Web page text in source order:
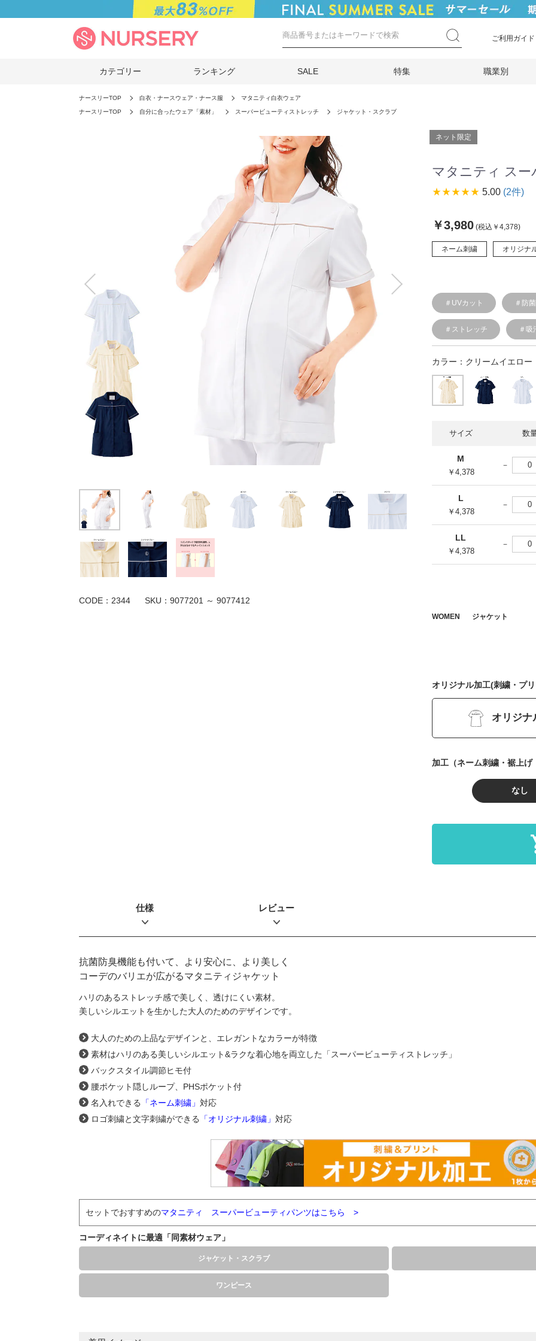
ご利用ガイド
カテゴリー ランキング SALE 特集 職業別
ナースリーTOP 白衣・ナースウェア・ナース服 マタニティ白衣ウェア
ナースリーTOP 自分に合ったウェア「素材」 スーパービューティストレッチ ジャケット・スクラブ
CODE：2344 SKU： 9077201 ～ 9077412
ネット限定
マタニティ ス
star_ratestar_ratestar_ratestar_ratestar_rate 5.00 (2件)
￥3,980 (税込￥4,378)
ネーム刺繍 オリジナ
＃UVカット ＃防
＃ストレッチ ＃吸
カラー： クリームイエロー
サイズ 数
M
￥4,378
L
￥4,378
LL
￥4,378
WOMEN ジャケット
オリジナル加工(刺繍・プ
オリジナ
加工（ネーム刺繍・裾上げ
なし
仕様 レビュー
抗菌防臭機能も付いて、より安心に、より美しく
コーデのバリエが広がるマタニティジャケット
ハリのあるストレッチ感で美しく、透けにくい素材。
美しいシルエットを生かした大人のためのデザインです。
大人のための上品なデザインと、エレガントなカラーが特徴
素材はハリのある美しいシルエット&ラクな着心地を両立した「スーパービューティストレッチ」
バックスタイル調節ヒモ付
腰ポケット隠しループ、PHSポケット付
名入れできる
「ネーム刺繍」 対応
ロゴ刺繍と文字刺繍ができる
「オリジナル刺繍」 対応
セットでおすすめのマタニティ スーパービューティパンツはこちら >
コーディネイトに最適「同素材ウェア」
ジャケット・スクラブ
ワンピース